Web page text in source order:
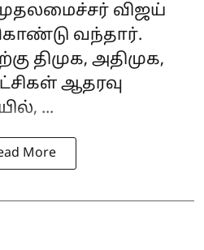
விஜய்
வந்தார்.
திமுக, அதிமுக,
ஆதரவு
...
More